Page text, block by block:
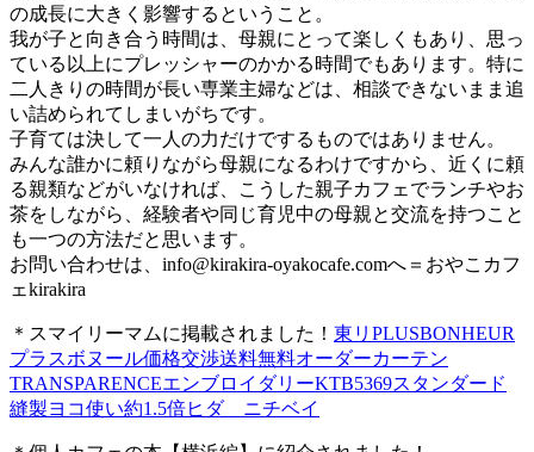
の成長に大きく影響するということ。
我が子と向き合う時間は、母親にとって楽しくもあり、思っ
ている以上にプレッシャーのかかる時間でもあります。特に
二人きりの時間が長い専業主婦などは、相談できないまま追
い詰められてしまいがちです。
子育ては決して一人の力だけでするものではありません。
みんな誰かに頼りながら母親になるわけですから、近くに頼
る親類などがいなければ、こうした親子カフェでランチやお
茶をしながら、経験者や同じ育児中の母親と交流を持つこと
も一つの方法だと思います。
お問い合わせは、 info@kirakira-oyakocafe.comへ＝おやこカフ
ェkirakira
＊スマイリーマムに掲載されました！ 東リPLUSBONHEUR
プラスボヌール価格交渉送料無料オーダーカーテン
TRANSPARENCEエンブロイダリーKTB5369スタンダード
縫製ヨコ使い約1.5倍ヒダ ニチベイ